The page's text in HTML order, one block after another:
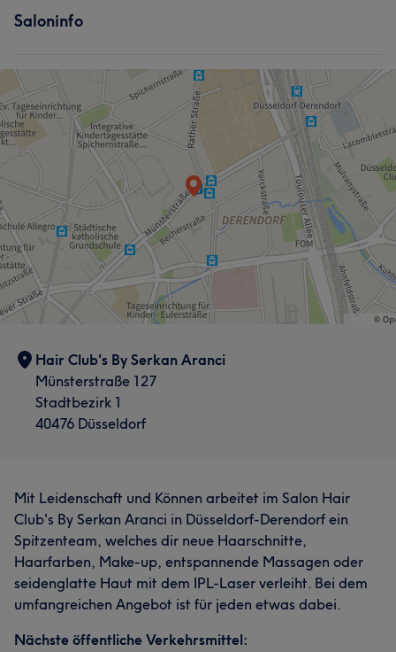
Was unsere Kunden über Serkan sagen
Erfahren
Saloninfo
Hair Club's By Serkan Aranci
Münsterstraße 127
Stadtbezirk 1
40476 Düsseldorf
Mit Leidenschaft und Können arbeitet im Salon Hair
Club's By Serkan Aranci in Düsseldorf-Derendorf ein
Spitzenteam, welches dir neue Haarschnitte,
Haarfarben, Make-up, entspannende Massagen oder
seidenglatte Haut mit dem IPL-Laser verleiht. Bei dem
umfangreichen Angebot ist für jeden etwas dabei.
Nächste öffentliche Verkehrsmittel: